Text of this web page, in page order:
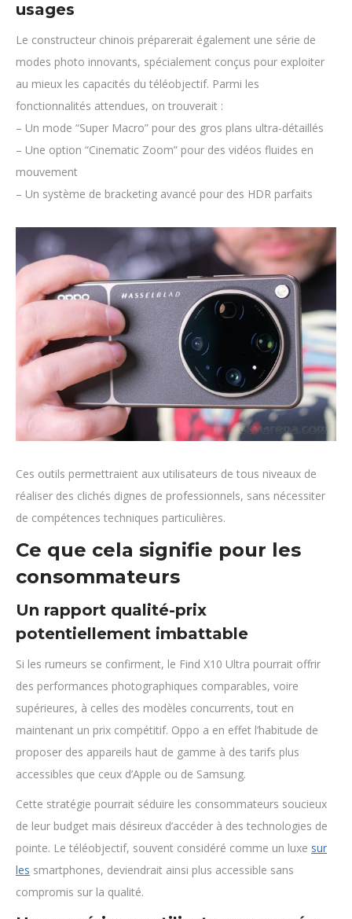
usages
Le constructeur chinois préparerait également une série de
modes photo innovants, spécialement conçus pour exploiter
au mieux les capacités du téléobjectif. Parmi les
fonctionnalités attendues, on trouverait :
– Un mode “Super Macro” pour des gros plans ultra-détaillés
– Une option “Cinematic Zoom” pour des vidéos fluides en
mouvement
– Un système de bracketing avancé pour des HDR parfaits
Ces outils permettraient aux utilisateurs de tous niveaux de
réaliser des clichés dignes de professionnels, sans nécessiter
de compétences techniques particulières.
Ce que cela signifie pour les
consommateurs
Un rapport qualité-prix
potentiellement imbattable
Si les rumeurs se confirment, le Find X10 Ultra pourrait offrir
des performances photographiques comparables, voire
supérieures, à celles des modèles concurrents, tout en
maintenant un prix compétitif. Oppo a en effet l’habitude de
proposer des appareils haut de gamme à des tarifs plus
accessibles que ceux d’Apple ou de Samsung.
Cette stratégie pourrait séduire les consommateurs soucieux
de leur budget mais désireux d’accéder à des technologies de
pointe. Le téléobjectif, souvent considéré comme un luxe sur
les smartphones, deviendrait ainsi plus accessible sans
compromis sur la qualité.